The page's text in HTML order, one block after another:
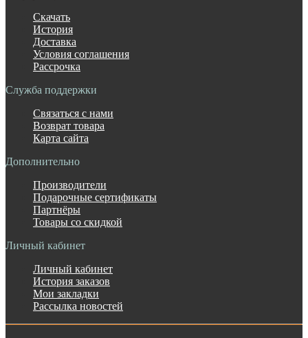
Скачать
История
Доставка
Условия соглашения
Рассрочка
Служба поддержки
Связаться с нами
Возврат товара
Карта сайта
Дополнительно
Производители
Подарочные сертификаты
Партнёры
Товары со скидкой
Личный кабинет
Личный кабинет
История заказов
Мои закладки
Рассылка новостей